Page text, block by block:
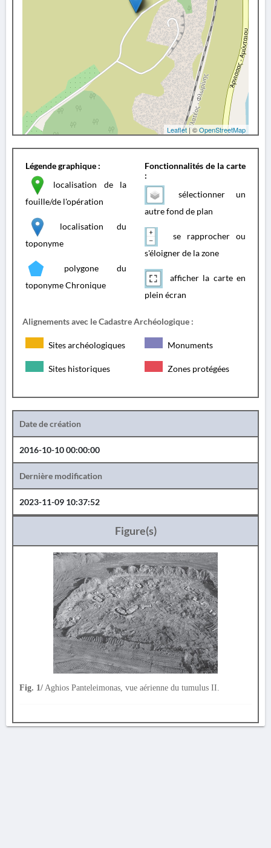
Leaflet| ©OpenStreetMap
Légende graphique :
localisation de la
fouille/de l'opération
localisation du
toponyme
polygone du
toponyme Chronique
Fonctionnalités de la carte
:
sélectionner un
autre fond de plan
se rapprocher ou
s'éloigner de la zone
afficher la carte en
plein écran
Alignements avec le Cadastre Archéologique :
Sites archéologiques Monuments
Sites historiques Zones protégées
Date de création
2016-10-10 00:00:00
Dernière modification
2023-11-09 10:37:52
Figure(s)
Fig. 1/ Aghios Panteleimonas, vue aérienne du tumulus II.